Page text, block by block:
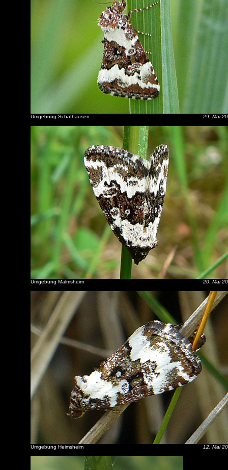
Umgebung Schafhausen 29. Mai
Umgebung Malmsheim 20. Mai
Umgebung Heimsheim 12. Mai